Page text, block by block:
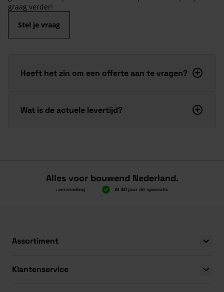
graag verder!
Stel je vraag
Heeft het zin om een offerte aan te vragen?
Wat is de actuele levertijd?
Alles voor bouwend Nederland.
Boven 2.000 gratis verzending Al 40 jaar dé specialist
Assortiment
Klantenservice